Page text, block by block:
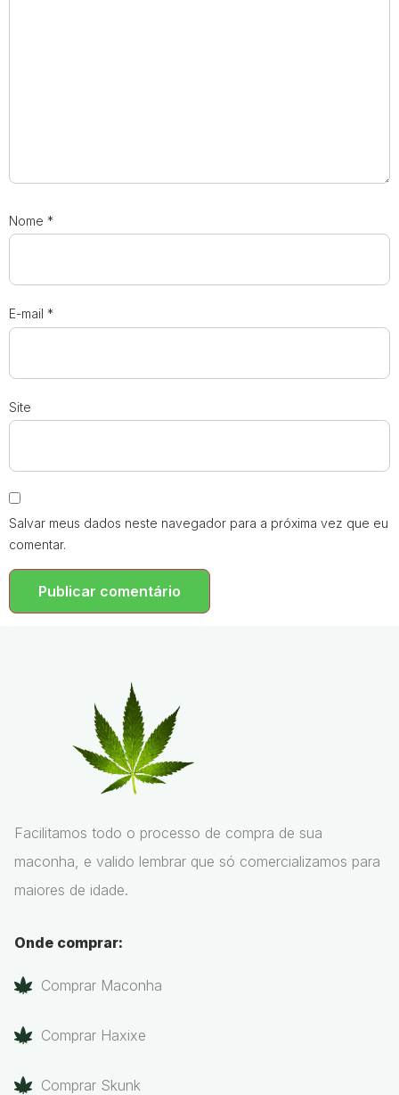
Nome *
E-mail *
Site
Salvar meus dados neste navegador para a próxima vez que eu
comentar.
Facilitamos todo o processo de compra de sua
maconha, e valido lembrar que só comercializamos para
maiores de idade.
Onde comprar:
Comprar Maconha
Comprar Haxixe
Comprar Skunk